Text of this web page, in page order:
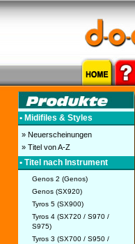
• Midifiles & Styles
» Neuerscheinungen
» Titel von A-Z
• Titel nach Instrument
Genos 2 (Genos)
Genos (SX920)
Tyros 5 (SX900)
Tyros 4 (SX720 / S970 /
S975)
Tyros 3 (SX700 / S950 /